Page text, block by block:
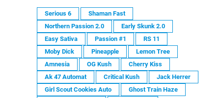
Serious 6
Shaman Fast
Northern Passion 2.0
Early Skunk 2.0
Easy Sativa
Passion #1
RS 11
Moby Dick
Pineapple
Lemon Tree
Amnesia
OG Kush
Cherry Kiss
Ak 47 Automat
Critical Kush
Jack Herrer
Girl Scout Cookies Auto
Ghost Train Haze